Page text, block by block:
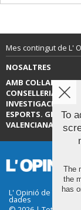
Mes contingut de L'
NOSALTRES
AMB
CONSELLERIA
INVESTIGACIÓ,
ESPORTS.
VALENCIANA.
L' Opinió de
dades
To
The
the
has